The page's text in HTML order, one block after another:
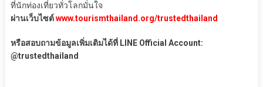
ที่นักท่องเที่ยวทั่วโลกมั่นใจ
ผ่านเว็บไซต์www.tourismthailand.org/trustedthailand
หรือสอบถามข้อมูลเพิ่มเติมได้ที่ LINE Official Account:
@trustedthailand